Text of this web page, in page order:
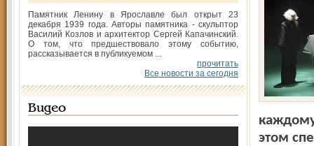
Памятник Ленину в Ярославле был открыт 23
декабря 1939 года. Авторы памятника - скульптор
Василий Козлов и архитектор Сергей Капачинский.
О том, что предшествовало этому событию,
рассказывается в публикуемом ...
прочитать
Все новости за сегодня
Видео
этом